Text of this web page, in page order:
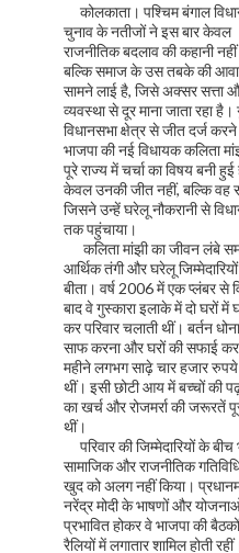
कोलकाता। पश्चिम बंगाल
चुनाव के नतीजों ने इस बार केवल
राजनीतिक बदलाव की कहानी
बल्कि समाज के उस तबके की
सामने लाई है, जिसे अक्सर सत्ता
व्यवस्था से दूर माना जाता रहा है।
विधानसभा क्षेत्र से जीत दर्ज करने
भाजपा की नई विधायक कलिता
पूरे राज्य में चर्चा का विषय बनी
केवल उनकी जीत नहीं, बल्कि वह
जिसने उन्हें घरेलू नौकरानी से
तक पहुंचाया।
कलिता मांझी का जीवन लंबे
आर्थिक तंगी और घरेलू
बीता। वर्ष 2006 में एक प्लंबर से
बाद वे गुस्कारा इलाके में दो घरों में
कर परिवार चलाती थीं। बर्तन
साफ करना और घरों की सफाई
महीने लगभग साढ़े चार हजार रुपये
थीं। इसी छोटी आय में बच्चों की
का खर्च और रोजमर्रा की जरूरतें
थीं।
परिवार की जिम्मेदारियों के बीच
सामाजिक और राजनीतिक
खुद को अलग नहीं किया।
नरेंद्र मोदी के भाषणों और
प्रभावित होकर वे भाजपा की
रैलियों में लगातार शामिल होती